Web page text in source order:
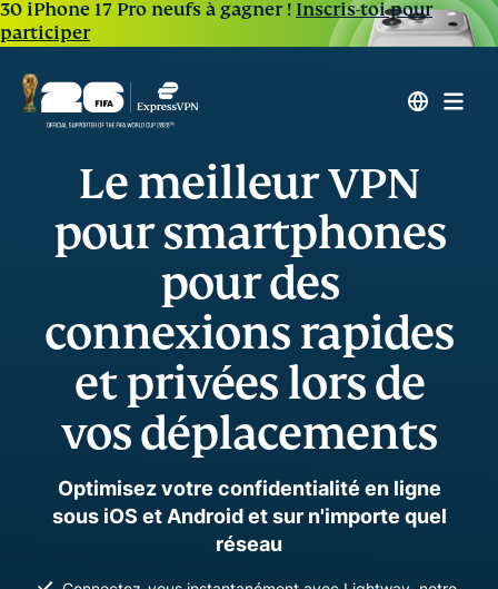
30 iPhone 17 Pro neufs à gagner ! Inscris-toi pour
participer
Le meilleur VPN
pour smartphones
pour des
connexions rapides
et privées lors de
vos déplacements
Optimisez votre confidentialité en ligne
sous iOS et Android et sur n'importe quel
réseau